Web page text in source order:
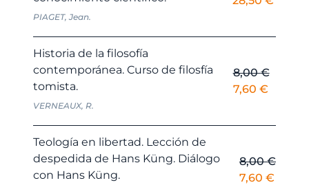
PIAGET, Jean.
30,00 €.
Historia de la filosofía
contemporánea. Curso de filosfía
tomista.
VERNEAUX, R.
8,00€
El
8,00 €.
7,60 €El
7,60 €.
Teología en libertad. Lección de
despedida de Hans Küng. Diálogo
con Hans Küng.
8,00€
El
7,60 €